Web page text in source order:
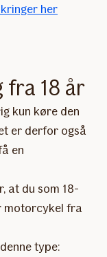
her
18 år
kun køre den
er derfor også
en
at du som 18-
motorcykel fra
type: